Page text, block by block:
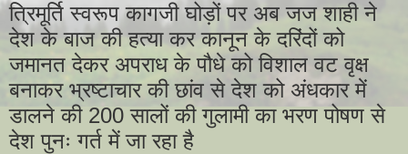
त्रिमूर्ति स्वरूप कागजी घोड़ों पर अब जज शाही ने
देश के बाज की हत्या कर कानून के दरिंदों को
जमानत देकर अपराध के पौधे को विशाल वट वृक्ष
बनाकर भ्रष्टाचार की छांव से देश को अंधकार में
डालने की 200 सालों की गुलामी का भरण पोषण से
देश पुनः गर्त में जा रहा है